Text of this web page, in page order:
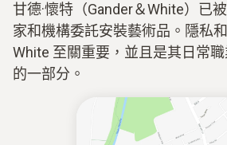
甘德·懷特（Gander＆White）已
家和機構委託安裝藝術品。隱私
White 至關重要，並且是其日常
的一部分。